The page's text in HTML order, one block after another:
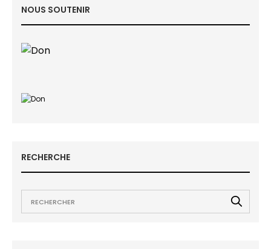
NOUS SOUTENIR
RECHERCHE